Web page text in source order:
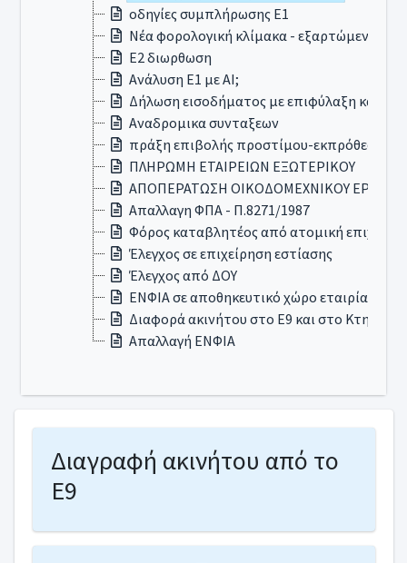
οδηγίες συμπλήρωσης Ε1
Νέα φορολογική κλίμακα - εξαρτώμενα
E2 διωρθωση
Ανάλυση Ε1 με ΑΙ;
Δήλωση εισοδήματος με επιφύλαξη κατά
Αναδρομικα συνταξεων
πράξη επιβολής προστίμου-εκπρόθεσμης
ΠΛΗΡΩΜΗ ΕΤΑΙΡΕΙΩΝ ΕΞΩΤΕΡΙΚΟΥ
ΑΠΟΠΕΡΑΤΩΣΗ ΟΙΚΟΔΟΜΕΧΝΙΚΟΥ ΕΡΓΟΥ
Απαλλαγη ΦΠΑ - Π.8271/1987
Φόρος καταβλητέος από ατομική
Έλεγχος σε επιχείρηση εστίασης
Έλεγχος από ΔΟΥ
ΕΝΦΙΑ σε αποθηκευτικό χώρο εταιρίας ΑΕ
Διαφορά ακινήτου στο Ε9 και στο
Απαλλαγή ΕΝΦΙΑ
Διαγραφή ακινήτου από το
Ε9